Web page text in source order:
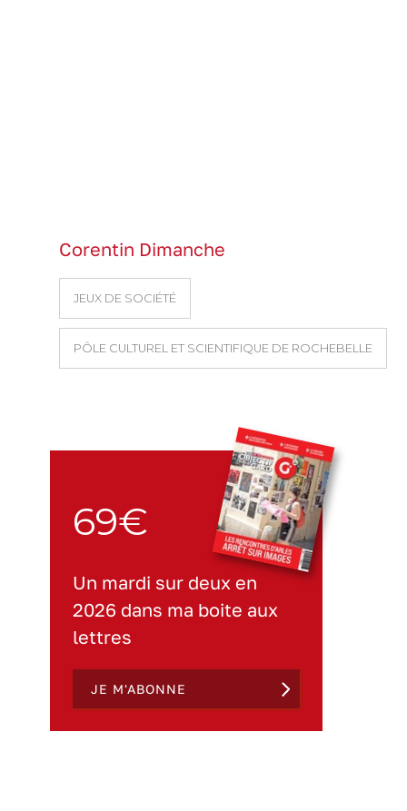
Corentin Dimanche
JEUX DE SOCIÉTÉ
PÔLE CULTUREL ET SCIENTIFIQUE DE ROCHEBELLE
69€
Un mardi sur deux en
2026 dans ma boite aux
lettres
JE M'ABONNE